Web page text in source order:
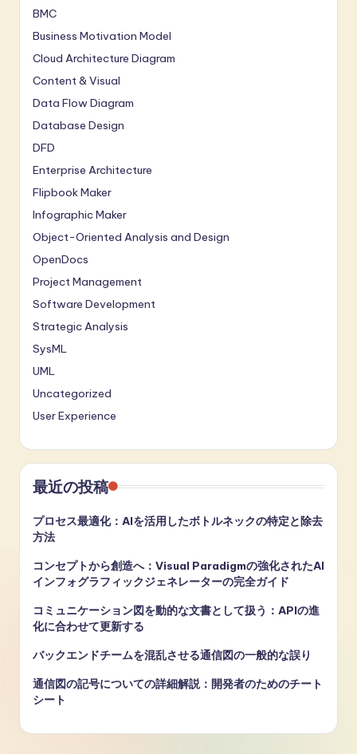
n
n
o
v
a
ti
o
n
BMC
Business Motivation Model
Cloud Architecture Diagram
Content & Visual
Data Flow Diagram
Database Design
DFD
Enterprise Architecture
Flipbook Maker
Infographic Maker
Object-Oriented Analysis and Design
OpenDocs
Project Management
Software Development
Strategic Analysis
SysML
UML
Uncategorized
User Experience
最近の投稿
プロセス最適化：AIを活用したボトルネックの特定と除去
方法
コンセプトから創造へ：Visual Paradigmの強化されたAI
インフォグラフィックジェネレーターの完全ガイド
コミュニケーション図を動的な文書として扱う：APIの進
化に合わせて更新する
バックエンドチームを混乱させる通信図の一般的な誤り
通信図の記号についての詳細解説：開発者のためのチート
シート